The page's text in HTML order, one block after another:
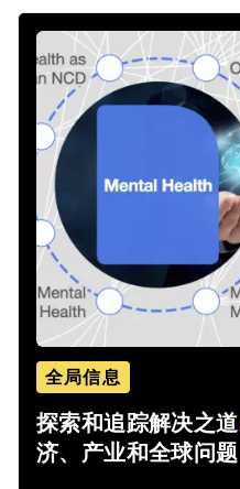
全局信息
探索和追踪解决之道
济、产业和全球问题